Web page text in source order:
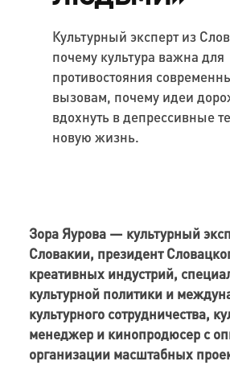
Культурный эксперт из
почему культура важна для
противостояния
вызовам, почему идеи
вдохнуть в депрессивные
новую жизнь.
Зора Яурова — культурный
Словакии, президент
креативных индустрий,
культурной политики и
культурного сотрудничества,
менеджер и кинопродюсер с
организации масштабных